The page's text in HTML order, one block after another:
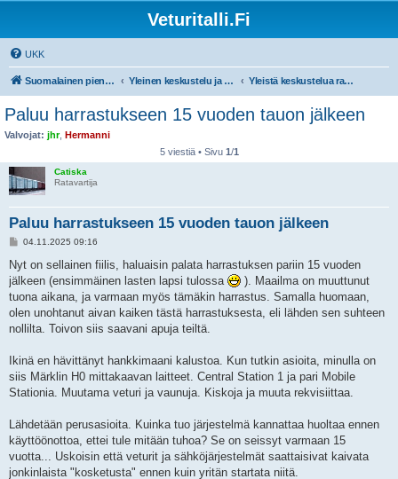
Veturitalli.Fi
UKK
Suomalainen pienoisrautatiefoorumi Yleinen keskustelu ja muut mittakaavat Yleistä keskustelua rautateistä ja pienoisrautateistä
Paluu harrastukseen 15 vuoden tauon jälkeen
Valvojat: jhr, Hermanni
5 viestiä • Sivu 1/1
Catiska
Ratavartija
Paluu harrastukseen 15 vuoden tauon jälkeen
V
e
s
t
i
04.11.2025 09:16
Nyt on sellainen fiilis, haluaisin palata harrastuksen pariin 15 vuoden
jälkeen (ensimmäinen lasten lapsi tulossa
). Maailma on muuttunut
tuona aikana, ja varmaan myös tämäkin harrastus. Samalla huomaan,
olen unohtanut aivan kaiken tästä harrastuksesta, eli lähden sen suhteen
nollilta. Toivon siis saavani apuja teiltä.
Ikinä en hävittänyt hankkimaani kalustoa. Kun tutkin asioita, minulla on
siis Märklin H0 mittakaavan laitteet. Central Station 1 ja pari Mobile
Stationia. Muutama veturi ja vaunuja. Kiskoja ja muuta rekvisiittaa.
Lähdetään perusasioita. Kuinka tuo järjestelmä kannattaa huoltaa ennen
käyttöönottoa, ettei tule mitään tuhoa? Se on seissyt varmaan 15
vuotta... Uskoisin että veturit ja sähköjärjestelmät saattaisivat kaivata
jonkinlaista "kosketusta" ennen kuin yritän startata niitä.